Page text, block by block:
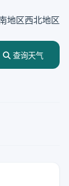
地区西北地区
查询天气